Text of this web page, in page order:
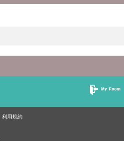
My Room
利用規約